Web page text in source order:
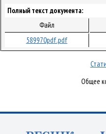
Полный текст документа:
Файл
589970pdf.pdf
Общее